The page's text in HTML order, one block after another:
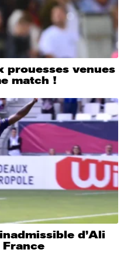
prouesses venues
match !
d’Ali
France